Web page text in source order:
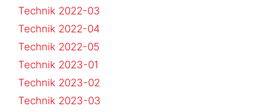
Technik 2022-03
Technik 2022-04
Technik 2022-05
Technik 2023-01
Technik 2023-02
Technik 2023-03